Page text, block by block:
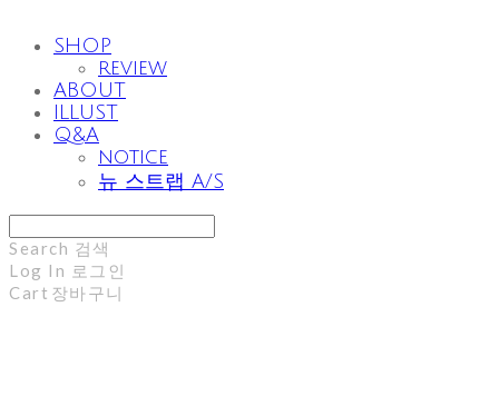
SHOP
review
ABOUT
ILLUST
Q&A
notice
뉴 스트랩 A/S
Search 검색
Log In 로그인
Cart 장바구니